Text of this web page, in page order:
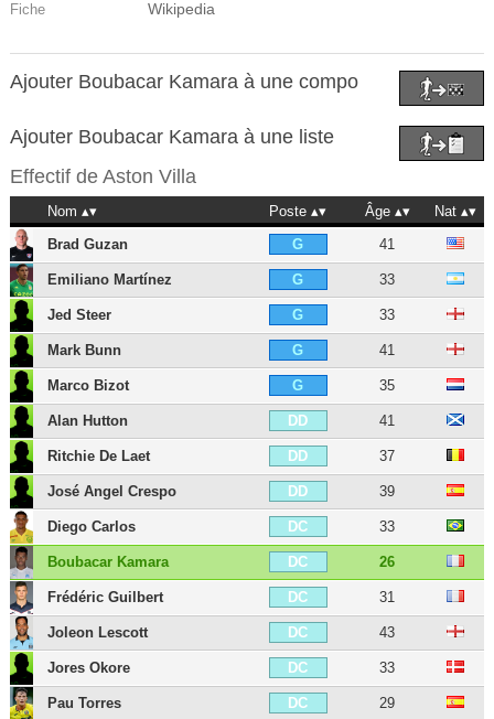
Fiche Wikipedia
Ajouter Boubacar Kamara à une compo
Ajouter Boubacar Kamara à une liste
Effectif de Aston Villa
Nom Poste Âge
Nat
Brad Guzan
G 41
Emiliano Martínez G 33
Jed Steer G 33
Mark Bunn G 41
Marco Bizot G 35
Alan Hutton DD 41
Ritchie De Laet DD 37
José Angel Crespo DD 39
Diego Carlos DC 33
Boubacar Kamara DC 26
Frédéric Guilbert DC 31
Joleon Lescott DC 43
Jores Okore DC 33
Pau Torres DC 29